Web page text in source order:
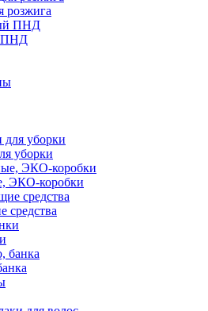
розжига
ПНД
уборки
ЭКО-коробки